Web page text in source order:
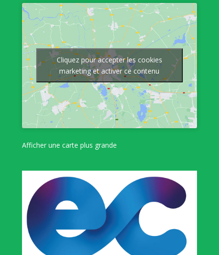
Cliquez pour accepter les cookies
marketing et activer ce contenu
Afficher une carte plus grande